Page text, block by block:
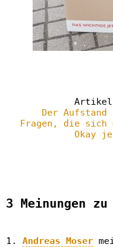
Artikel
Der Aufstand
Fragen, die
Okay
3 Meinungen
Andreas Moser